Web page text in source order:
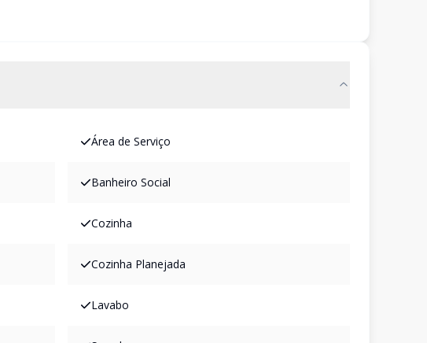
Área de Serviço
Banheiro Social
Cozinha
Cozinha Planejada
Lavabo